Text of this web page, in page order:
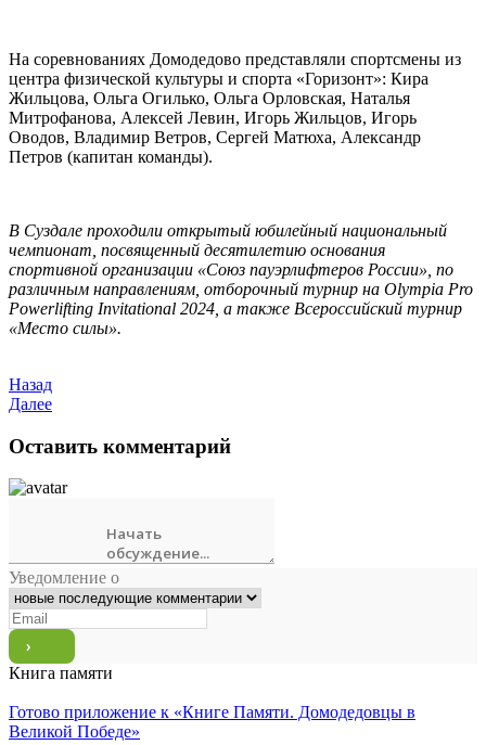
На соревнованиях Домодедово представляли спортсмены из
центра физической культуры и спорта «Горизонт»: Кира
Жильцова, Ольга Огилько, Ольга Орловская, Наталья
Митрофанова, Алексей Левин, Игорь Жильцов, Игорь
Оводов, Владимир Ветров, Сергей Матюха, Александр
Петров (капитан команды).
В Суздале проходили открытый юбилейный национальный
чемпионат, посвященный десятилетию основания
спортивной организации «Союз пауэрлифтеров России», по
различным направлениям, отборочный турнир на Olympia Pro
Powerlifting Invitational 2024, а также Всероссийский турнир
«Место силы».
Назад
Далее
Оставить комментарий
Уведомление о
Книга памяти
Готово приложение к «Книге Памяти. Домодедовцы в
Великой Победе»